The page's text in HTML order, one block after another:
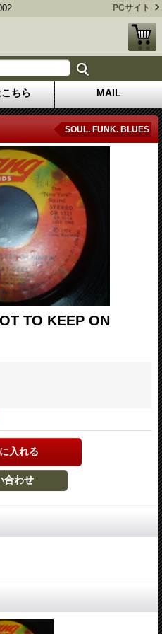
PCサイト
ちら MAIL
SOUL. FUNK. BLUES
TO KEEP ON